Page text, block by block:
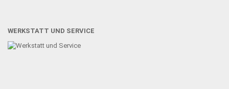
WERKSTATT UND SERVICE